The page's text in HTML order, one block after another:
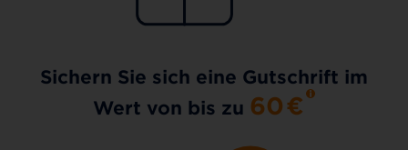
Sichern Sie sich eine Gutschrift im
Wert von bis zu 60€